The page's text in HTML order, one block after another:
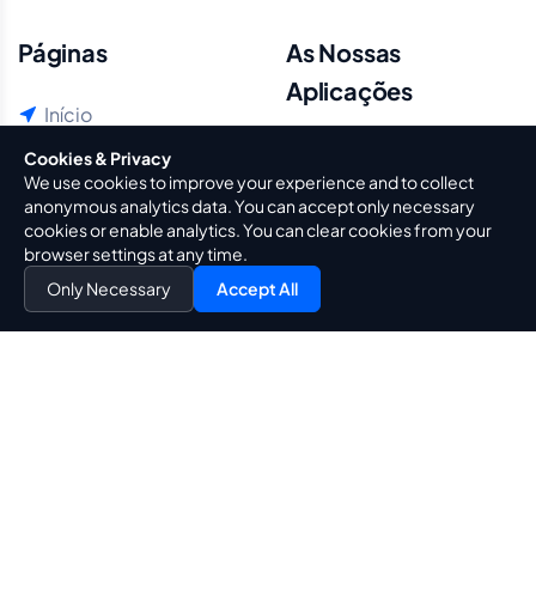
Páginas
Início
Sobre Nós
Blog
Guias
Contacte-Nos
As Nossas
Aplicações
TipHub
Políticas & Princípios
Cookies & Privacy
We use cookies to improve your experience and to collect
anonymous analytics data. You can accept only necessary
cookies or enable analytics. You can clear cookies from your
browser settings at any time.
Only Necessary
Accept All